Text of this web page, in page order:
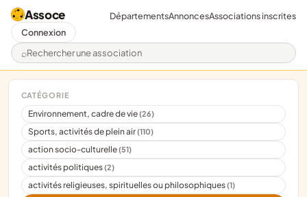
Assoce
Rechercher une association
DépartementsAnnoncesAssociations inscrites
Connexion
CATÉGORIE
Environnement, cadre de vie(26)
Sports, activités de plein air(110)
action socio-culturelle(51)
activités politiques(2)
activités religieuses, spirituelles ou philosophiques(1)